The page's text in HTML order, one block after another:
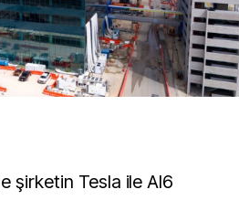
şirketin Tesla ile AI6